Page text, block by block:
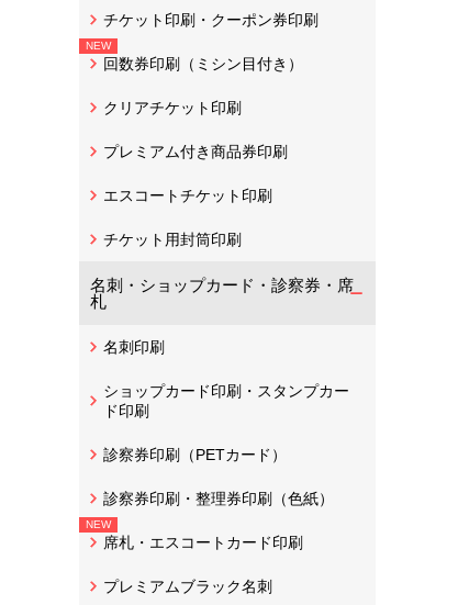
チケット印刷・クーポン券印刷
回数券印刷（ミシン目付き）
クリアチケット印刷
プレミアム付き商品券印刷
エスコートチケット印刷
チケット用封筒印刷
名刺・ショップカード・診察券・席
札
名刺印刷
ショップカード印刷・スタンプカー
ド印刷
診察券印刷（PETカード）
診察券印刷・整理券印刷（色紙）
席札・エスコートカード印刷
プレミアムブラック名刺